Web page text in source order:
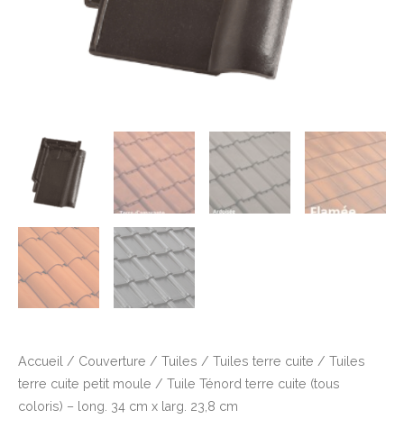
Accueil / Couverture / Tuiles / Tuiles terre cuite / Tuiles
terre cuite petit moule / Tuile Ténord terre cuite (tous
coloris) – long. 34 cm x larg. 23,8 cm